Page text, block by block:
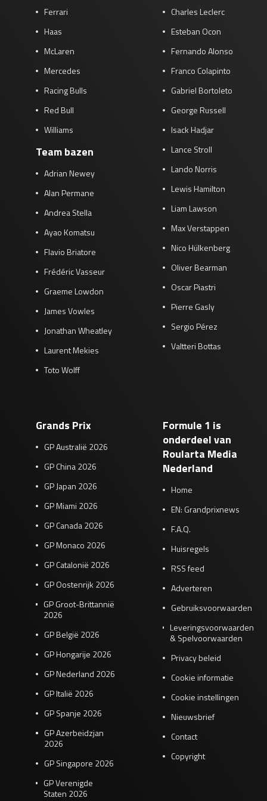
Race
zo 21:00 - 23:00
zo 05:00 - 07:00
GP QATAR 2026 27 - 29 nov
Kwalificatie
za 19:00 - 20:00
zo 17:00 - 19:00
Ferrari
Haas
McLaren
Mercedes
Racing Bulls
Red Bull
Williams
Team bazen
Adrian Newey
Alan Permane
Andrea Stella
Ayao Komatsu
Flavio Briatore
Frédéric Vasseur
Graeme Lowdon
James Vowles
Jonathan Wheatley
Laurent Mekies
Toto Wolff
Charles Leclerc
Esteban Ocon
Fernando Alonso
Franco Colapinto
Gabriel Bortoleto
George Russell
Isack Hadjar
Lance Stroll
Lando Norris
Lewis Hamilton
Liam Lawson
Max Verstappen
Nico Hülkenberg
Oliver Bearman
Oscar Piastri
Pierre Gasly
Sergio Pérez
Valtteri Bottas
Grands Prix
GP Australië 2026
GP China 2026
GP Japan 2026
GP Miami 2026
GP Canada 2026
GP Monaco 2026
GP Catalonië 2026
GP Oostenrijk 2026
GP Groot-Brittannië
2026
GP België 2026
GP Hongarije 2026
GP Nederland 2026
GP Italië 2026
GP Spanje 2026
GP Azerbeidzjan
2026
GP Singapore 2026
GP Verenigde
Staten 2026
Formule 1 is
onderdeel van
Roularta Media
Nederland
Home
EN: Grandprixnews
F.A.Q.
Huisregels
RSS feed
Adverteren
Gebruiksvoorwaarden
Leveringsvoorwaarden
& Spelvoorwaarden
Privacy beleid
Cookie informatie
Cookie instellingen
Nieuwsbrief
Contact
Copyright